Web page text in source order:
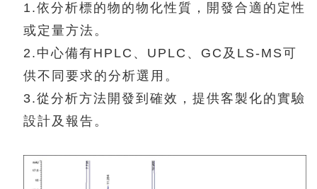
1.依分析標的物的物化性質，開發合適的定性
或定量方法。
2.中心備有HPLC、UPLC、GC及LS-MS可
供不同要求的分析選用。
3.從分析方法開發到確效，提供客製化的實驗
設計及報告。